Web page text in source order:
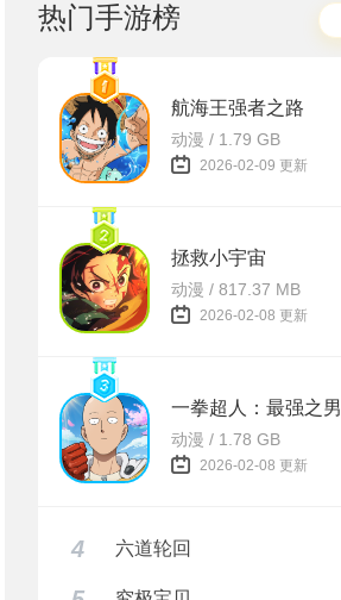
热门手游榜
航海王强者之路
动漫 / 1.79 GB
2026-02-09 更新
拯救小宇宙
动漫 / 817.37 MB
2026-02-08 更新
一拳超人：最强之男
动漫 / 1.78 GB
2026-02-08 更新
4 六道轮回